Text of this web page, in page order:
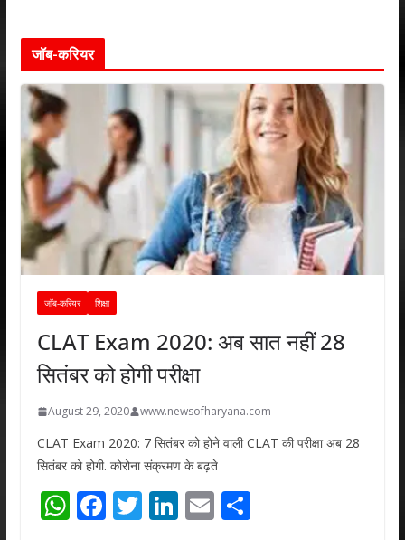
जॉब-करियर
जॉब-करियर शिक्षा
CLAT Exam 2020: अब सात नहीं 28
सितंबर को होगी परीक्षा
August 29, 2020 www.newsofharyana.com
CLAT Exam 2020: 7 सितंबर को होने वाली CLAT की परीक्षा अब 28
सितंबर को होगी. कोरोना संक्रमण के बढ़ते
W F T Li E S